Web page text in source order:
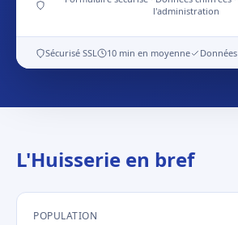
l'administration
Sécurisé SSL 10 min en moyenne
L'Huisserie en bref
POPULATION